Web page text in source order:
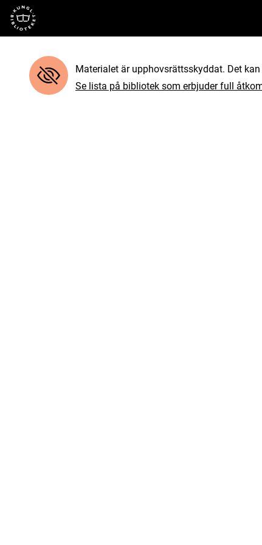
Till startsidan
Materialet är upphovsrättsskyddat. Det
Se lista på bibliotek som erbjuder full